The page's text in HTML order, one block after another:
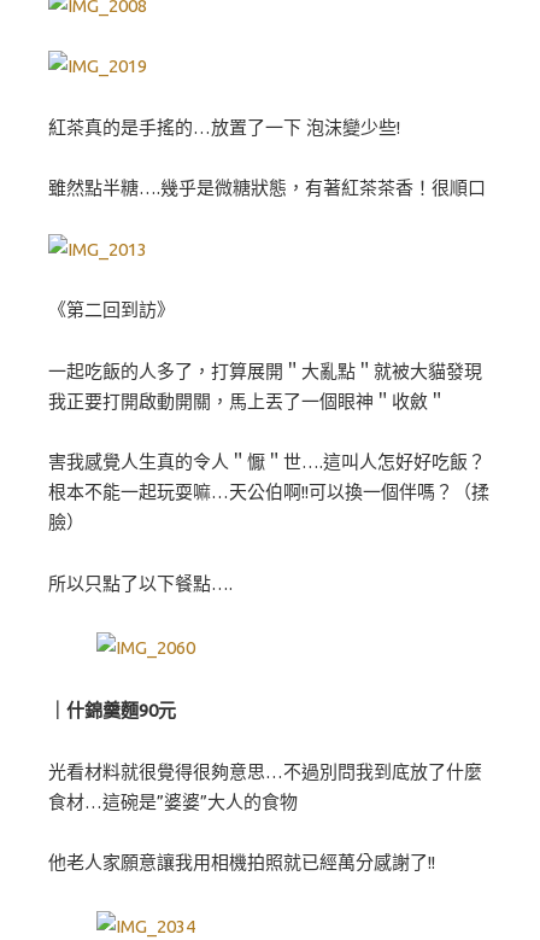
紅茶真的是手搖的…放置了一下 泡沫變少些!
雖然點半糖….幾乎是微糖狀態，有著紅茶茶香！很順口
《第二回到訪》
一起吃飯的人多了，打算展開＂大亂點＂就被大貓發現
我正要打開啟動開關，馬上丟了一個眼神＂收斂＂
害我感覺人生真的令人＂懨＂世….這叫人怎好好吃飯？
根本不能一起玩耍嘛…天公伯啊!!可以換一個伴嗎？（揉
臉）
所以只點了以下餐點….
｜什錦羹麵90元
光看材料就很覺得很夠意思…不過別問我到底放了什麼
食材…這碗是”婆婆”大人的食物
他老人家願意讓我用相機拍照就已經萬分感謝了!!